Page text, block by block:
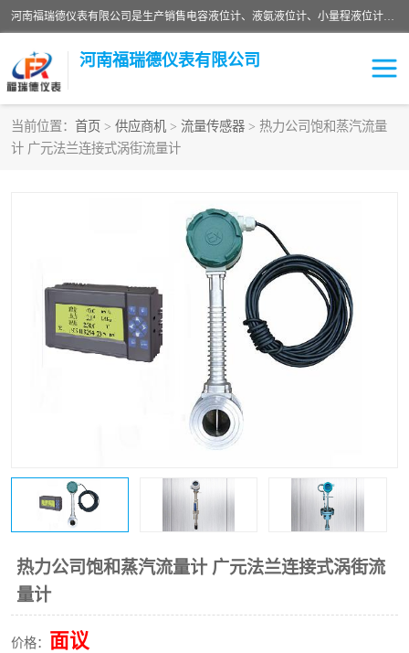
河南福瑞德仪表有限公司是生产销售电容液位计、液氨液位计、小量程液位计定制、智能锅炉水位计、液氮液位计等；并在产品开发、研制的过程中，吸取国内外仪器仪表的技术精华，建立了一支高、精、尖的科研开发队伍，使产品性能不断升级。
河南福瑞德仪表有限公司
当前位置： 首页 > 供应商机 > 流量传感器 > 热力公司饱和蒸汽流量
计 广元法兰连接式涡街流量计
热力公司饱和蒸汽流量计 广元法兰连接式涡街流
量计
价格： 面议
液位计
液氮液位计
差压变送器 液位计传感器定制
液氨液位计 物位计
测漏仪
锅炉水位计
流量仪表